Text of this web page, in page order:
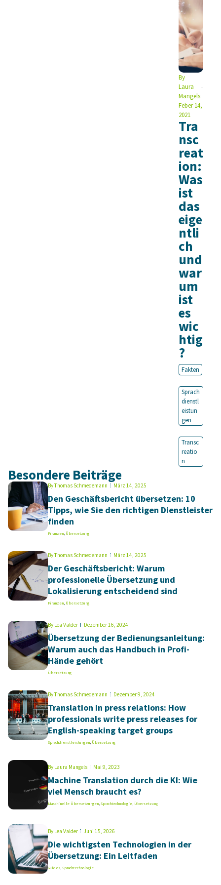
By
Laura
Mangels
Feber 14,
2021
Tra
nsc
reat
ion:
Was
ist
das
eige
ntli
ch
und
war
um
ist
es
wic
htig
?
Fakten
Sprach
dienstl
eistun
gen
Transc
reatio
n
Besondere Beiträge
ByThomas Schmedemann März 14, 2025
Den Geschäftsbericht übersetzen: 10
Tipps, wie Sie den richtigen Dienstleister
finden
Finanzen, Übersetzung
ByThomas Schmedemann März 14, 2025
Der Geschäftsbericht: Warum
professionelle Übersetzung und
Lokalisierung entscheidend sind
Finanzen, Übersetzung
ByLea Valder Dezember 16, 2024
Übersetzung der Bedienungsanleitung:
Warum auch das Handbuch in Profi-
Hände gehört
Übersetzung
ByThomas Schmedemann Dezember 9, 2024
Translation in press relations: How
professionals write press releases for
English-speaking target groups
Sprachdienstleistungen, Übersetzung
ByLaura Mangels Mai 9, 2023
Machine Translation durch die KI: Wie
viel Mensch braucht es?
Maschinelle Übersetzungen, Sprachtechnologie, Übersetzung
ByLea Valder Juni 15, 2026
Die wichtigsten Technologien in der
Übersetzung: Ein Leitfaden
Guides, Sprachtechnologie